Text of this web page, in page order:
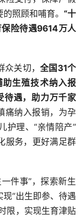
照顾和哺育。 “十
保险待遇9614万人
众关切，全国31个
生殖技术纳入报
遇，助力万千家
痛纳入报销，为孕
护理、“亲情陪产”
服务，更好满足群
件事”，探索新生
“出生即参、待遇
限，实现生育津贴